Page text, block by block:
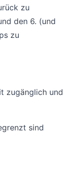
zu
den 6. (und
zu
zugänglich und
sind